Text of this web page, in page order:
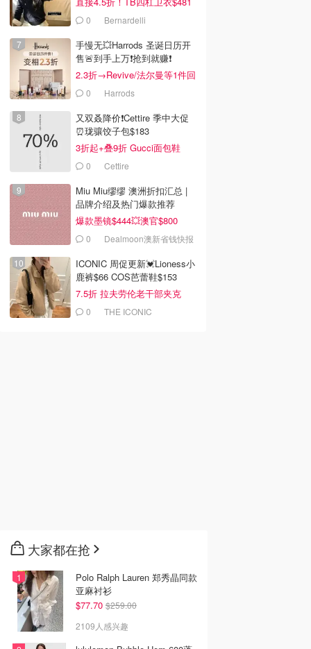
0 Bernardelli
手慢无💥Harrods 圣诞日历开
售🚨到手上万❗️抢到就赚❗️
2.3折→Revive/法尔曼等1件回
本！0 Harrods
又双叒降价❗️Cettire 季中大促
⏰珑骧饺子包$183
3折起+叠9折 Gucci面包鞋
$9910 Cettire
Miu Miu缪缪 澳洲折扣汇总 |
品牌介绍及热门爆款推荐
爆款墨镜$444💥澳官$800
0 Dealmoon澳新省钱快报
ICONIC 周促更新💓Lioness小
鹿裤$66 COS芭蕾鞋$153
7.5折 拉夫劳伦老干部夹克
$4190 THE ICONIC
大家都在抢
Polo Ralph Lauren 郑秀晶同款
亚麻衬衫
$77.70 $259.00
2109人感兴趣